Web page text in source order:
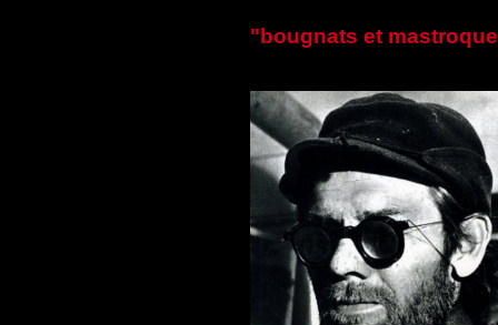
"bougnats et